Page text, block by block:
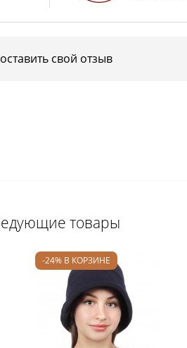
свой отзыв
товары
-24% В КОРЗИНЕ